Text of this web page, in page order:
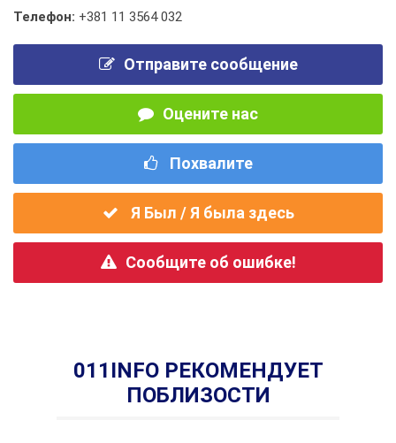
Телефон: +381 11 3564 032
Отправите сообщение
Оцените нас
Похвалите
Я Был / Я была здесь
Сообщите об ошибке!
011INFO РЕКОМЕНДУЕТ
ПОБЛИЗОСТИ